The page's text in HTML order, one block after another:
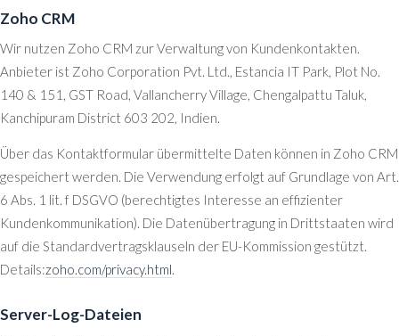
Zoho CRM
Wir nutzen Zoho CRM zur Verwaltung von Kundenkontakten.
Anbieter ist Zoho Corporation Pvt. Ltd., Estancia IT Park, Plot No.
140 & 151, GST Road, Vallancherry Village, Chengalpattu Taluk,
Kanchipuram District 603 202, Indien.
Über das Kontaktformular übermittelte Daten können in Zoho CRM
gespeichert werden. Die Verwendung erfolgt auf Grundlage von Art.
6 Abs. 1 lit. f DSGVO (berechtigtes Interesse an effizienter
Kundenkommunikation). Die Datenübertragung in Drittstaaten wird
auf die Standardvertragsklauseln der EU-Kommission gestützt.
Details:zoho.com/privacy.html
Server-Log-Dateien